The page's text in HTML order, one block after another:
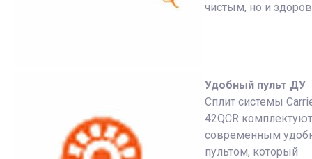
чистым, но и
Удобный пульт ДУ
Сплит системы
42QCR
современным
пультом, который